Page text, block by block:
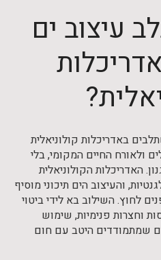
עיצוב ים
באדריכלות קולוניאלית
החיים המקומי, בלי
האדריכלות הקולוניאלית
והעיצוב הים תיכוני מוסיף
לחוץ. השילוב בא לידי ביטוי
וחצרות פנימיות, שימוש
שמתמודדים היטב עם חום